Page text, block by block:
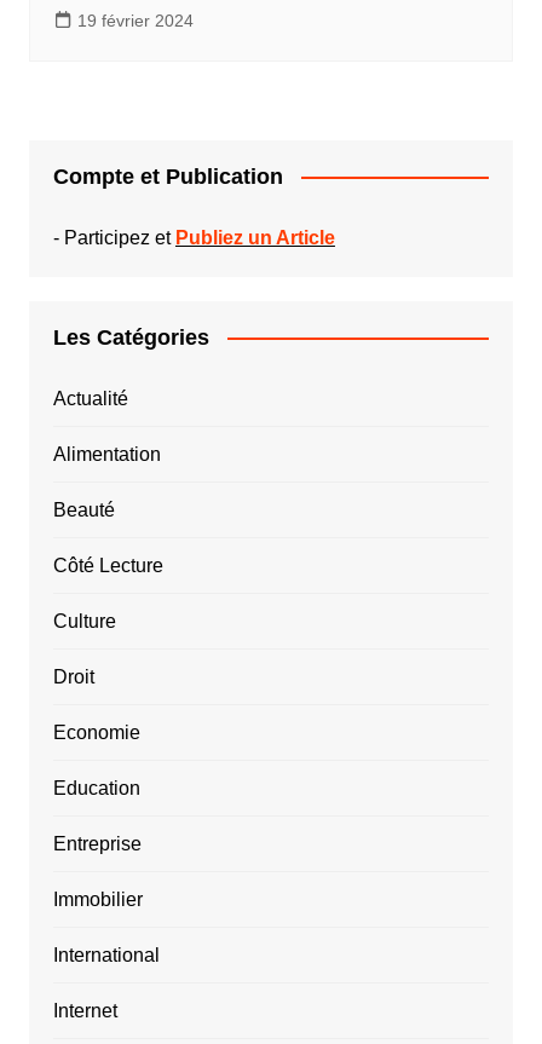
19 février 2024
Compte et Publication
- Participez et Publiez un Article
Les Catégories
Actualité
Alimentation
Beauté
Côté Lecture
Culture
Droit
Economie
Education
Entreprise
Immobilier
International
Internet